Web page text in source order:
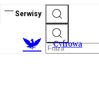
Serwisy
Cyfrowa